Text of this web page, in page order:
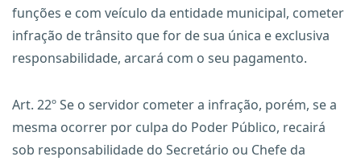
funções e com veículo da entidade municipal, cometer
infração de trânsito que for de sua única e exclusiva
responsabilidade, arcará com o seu pagamento.
Art. 22º Se o servidor cometer a infração, porém, se a
mesma ocorrer por culpa do Poder Público, recairá
sob responsabilidade do Secretário ou Chefe da